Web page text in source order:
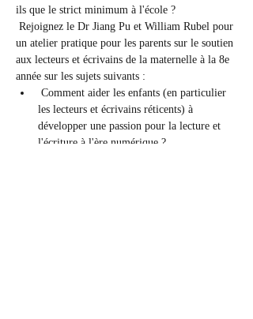
ils que le strict minimum à l'école ?
un atelier pratique pour les parents sur le soutien
aux lecteurs et écrivains de la maternelle à la 8e
année sur les sujets suivants :
les lecteurs et écrivains réticents) à
développer une passion pour la lecture et
l'écriture à l'ère numérique ?